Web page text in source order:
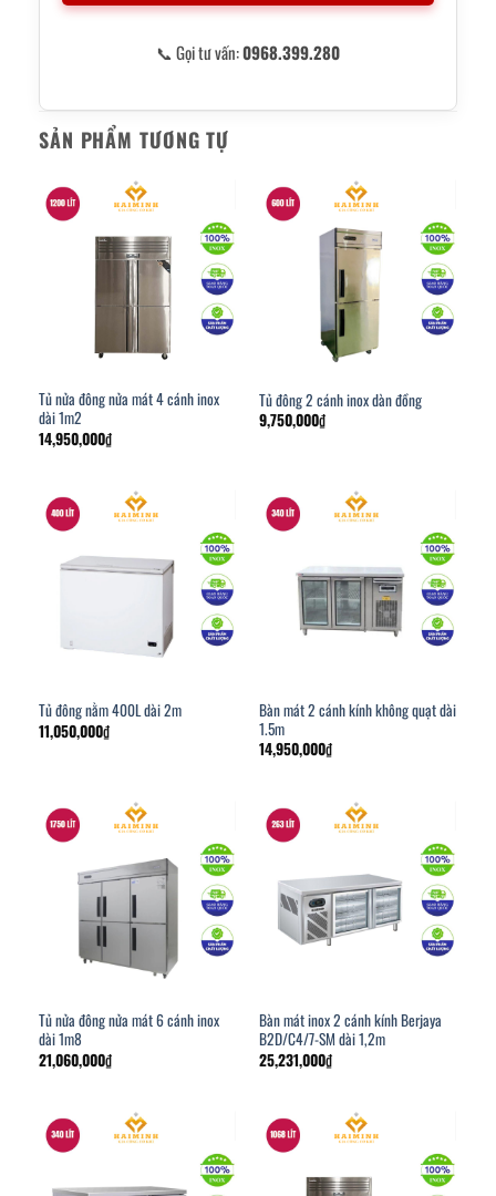
📞 Gọi tư vấn:0968.399.280
SẢN PHẨM TƯƠNG TỰ
Tủ nửa đông nửa mát 4 cánh inox
dài 1m2
14,950,000₫
Tủ đông 2 cánh inox dàn đồng
9,750,000₫
Tủ đông nằm 400L dài 2m
11,050,000₫
Bàn mát 2 cánh kính không quạt dài
1.5m
14,950,000₫
Tủ nửa đông nửa mát 6 cánh inox
dài 1m8
21,060,000₫
Bàn mát inox 2 cánh kính Berjaya
B2D/C4/7-SM dài 1,2m
25,231,000₫